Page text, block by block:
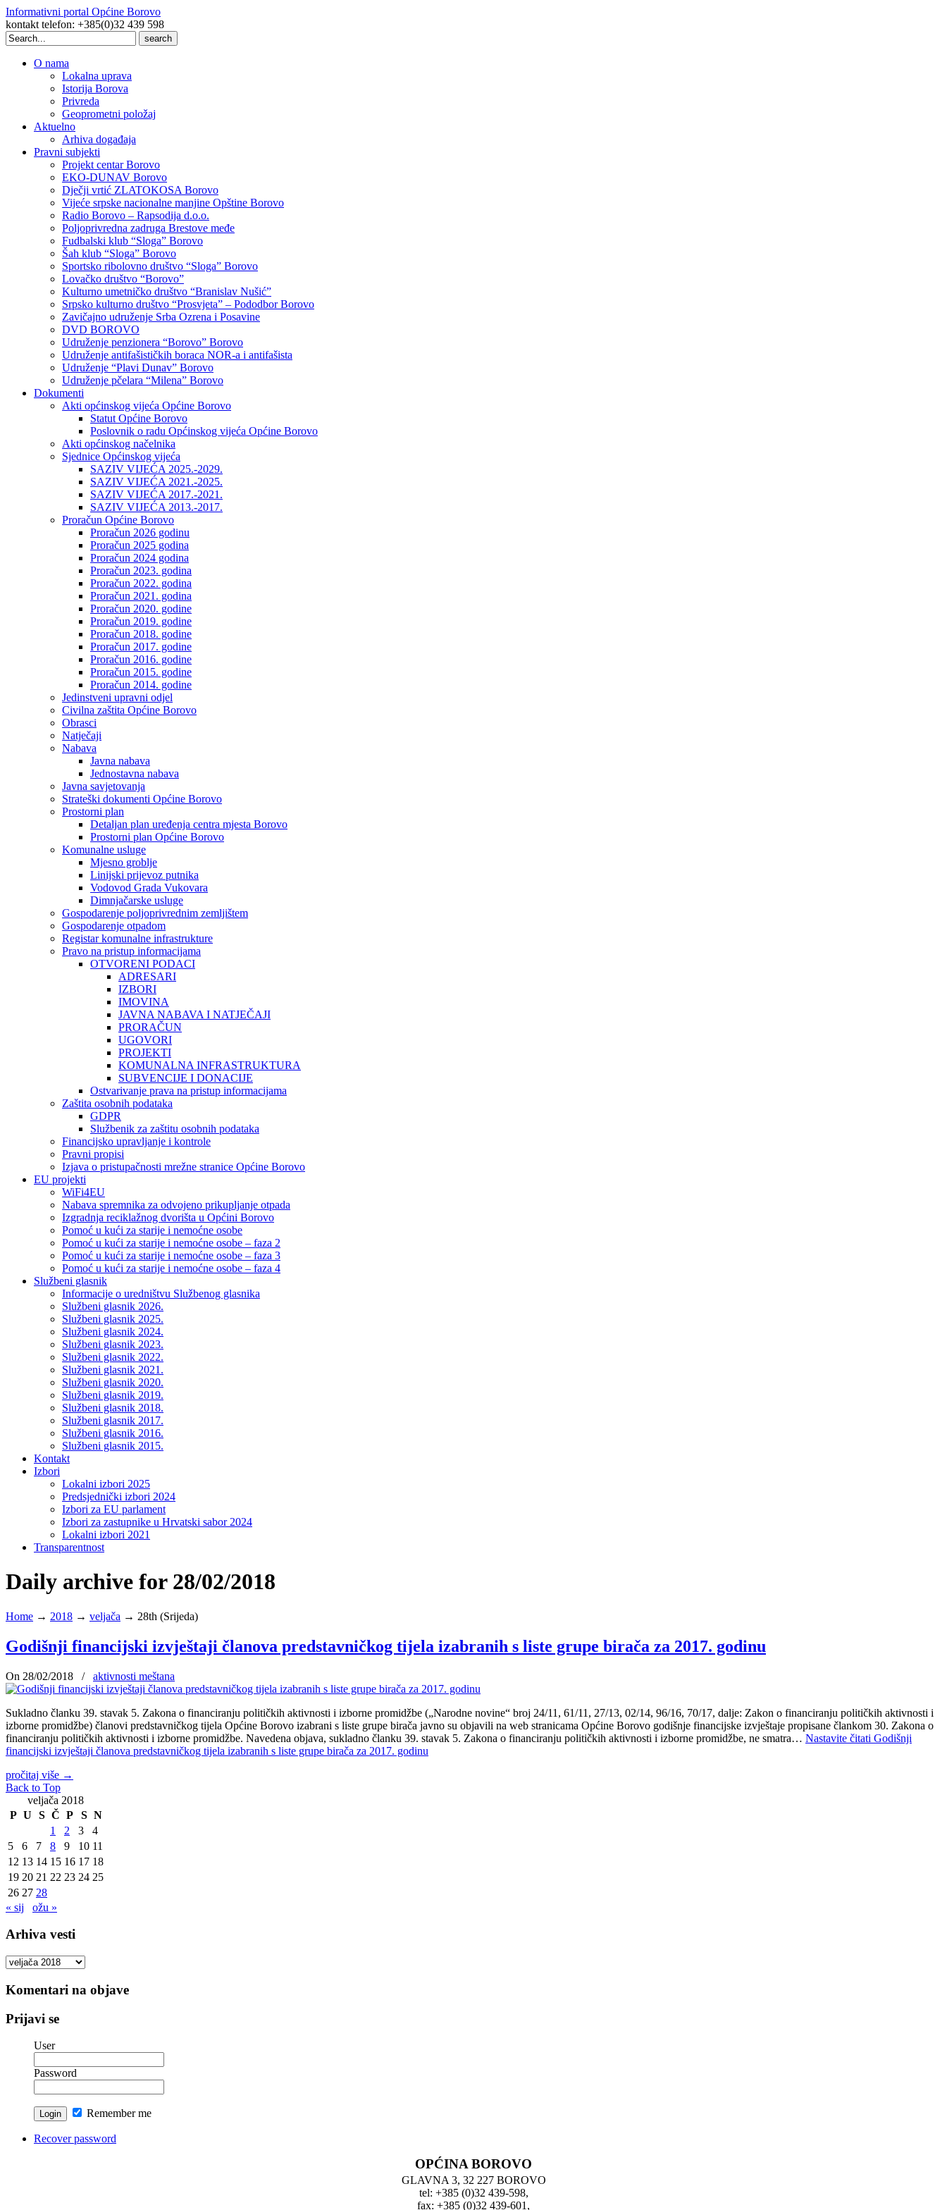
Informativni portal Općine Borovo
kontakt telefon: +385(0)32 439 598
Search
for:
O nama
Lokalna uprava
Istorija Borova
Privreda
Geoprometni položaj
Aktuelno
Arhiva događaja
Pravni subjekti
Projekt centar Borovo
EKO-DUNAV Borovo
Dječji vrtić ZLATOKOSA Borovo
Vijeće srpske nacionalne manjine Opštine Borovo
Radio Borovo – Rapsodija d.o.o.
Poljoprivredna zadruga Brestove međe
Fudbalski klub “Sloga” Borovo
Šah klub “Sloga” Borovo
Sportsko ribolovno društvo “Sloga” Borovo
Lovačko društvo “Borovo”
Kulturno umetničko društvo “Branislav Nušić”
Srpsko kulturno društvo “Prosvjeta” – Pododbor Borovo
Zavičajno udruženje Srba Ozrena i Posavine
DVD BOROVO
Udruženje penzionera “Borovo” Borovo
Udruženje antifašističkih boraca NOR-a i antifašista
Udruženje “Plavi Dunav” Borovo
Udruženje pčelara “Milena” Borovo
Dokumenti
Akti općinskog vijeća Općine Borovo
Statut Općine Borovo
Poslovnik o radu Općinskog vijeća Općine Borovo
Akti općinskog načelnika
Sjednice Općinskog vijeća
SAZIV VIJEĆA 2025.-2029.
SAZIV VIJEĆA 2021.-2025.
SAZIV VIJEĆA 2017.-2021.
SAZIV VIJEĆA 2013.-2017.
Proračun Općine Borovo
Proračun 2026 godinu
Proračun 2025 godina
Proračun 2024 godina
Proračun 2023. godina
Proračun 2022. godina
Proračun 2021. godina
Proračun 2020. godine
Proračun 2019. godine
Proračun 2018. godine
Proračun 2017. godine
Proračun 2016. godine
Proračun 2015. godine
Proračun 2014. godine
Jedinstveni upravni odjel
Civilna zaštita Općine Borovo
Obrasci
Natječaji
Nabava
Javna nabava
Jednostavna nabava
Javna savjetovanja
Strateški dokumenti Općine Borovo
Prostorni plan
Detaljan plan uređenja centra mjesta Borovo
Prostorni plan Općine Borovo
Komunalne usluge
Mjesno groblje
Linijski prijevoz putnika
Vodovod Grada Vukovara
Dimnjačarske usluge
Gospodarenje poljoprivrednim zemljištem
Gospodarenje otpadom
Registar komunalne infrastrukture
Pravo na pristup informacijama
OTVORENI PODACI
ADRESARI
IZBORI
IMOVINA
JAVNA NABAVA I NATJEČAJI
PRORAČUN
UGOVORI
PROJEKTI
KOMUNALNA INFRASTRUKTURA
SUBVENCIJE I DONACIJE
Ostvarivanje prava na pristup informacijama
Zaštita osobnih podataka
GDPR
Službenik za zaštitu osobnih podataka
Financijsko upravljanje i kontrole
Pravni propisi
Izjava o pristupačnosti mrežne stranice Općine Borovo
EU projekti
WiFi4EU
Nabava spremnika za odvojeno prikupljanje otpada
Izgradnja reciklažnog dvorišta u Općini Borovo
Pomoć u kući za starije i nemoćne osobe
Pomoć u kući za starije i nemoćne osobe – faza 2
Pomoć u kući za starije i nemoćne osobe – faza 3
Pomoć u kući za starije i nemoćne osobe – faza 4
Službeni glasnik
Informacije o uredništvu Službenog glasnika
Službeni glasnik 2026.
Službeni glasnik 2025.
Službeni glasnik 2024.
Službeni glasnik 2023.
Službeni glasnik 2022.
Službeni glasnik 2021.
Službeni glasnik 2020.
Službeni glasnik 2019.
Službeni glasnik 2018.
Službeni glasnik 2017.
Službeni glasnik 2016.
Službeni glasnik 2015.
Kontakt
Izbori
Lokalni izbori 2025
Predsjednički izbori 2024
Izbori za EU parlament
Izbori za zastupnike u Hrvatski sabor 2024
Lokalni izbori 2021
Transparentnost
Daily archive for 28/02/2018
Home → 2018 → veljača → 28th (Srijeda)
Godišnji financijski izvještaji članova predstavničkog tijela izabranih s liste grupe birača za 2017. godinu
On 28/02/2018 / aktivnosti meštana
Sukladno članku 39. stavak 5. Zakona o financiranju političkih aktivnosti i izborne promidžbe („Narodne novine“ broj 24/11, 61/11, 27/13, 02/14, 96/16, 70/17, dalje: Zakon o financiranju političkih aktivnosti i
izborne promidžbe) članovi predstavničkog tijela Općine Borovo izabrani s liste grupe birača javno su objavili na web stranicama Općine Borovo godišnje financijske izvještaje propisane člankom 30. Zakona o
financiranju političkih aktivnosti i izborne promidžbe. Navedena objava, sukladno članku 39. stavak 5. Zakona o financiranju političkih aktivnosti i izborne promidžbe, ne smatra… Nastavite čitati Godišnji
financijski izvještaji članova predstavničkog tijela izabranih s liste grupe birača za 2017. godinu
pročitaj više →
Back to Top
veljača 2018
P U S Č P S N
1
2 3
4
5
6 7 8 9 10 11
12 13 14 15 16 17 18
19 20 21 22 23 24 25
26 27 28
« sij
ožu »
Arhiva vesti
Arhiva
Komentari na objave
Prijavi se
User
Password
Remember me
Recover password
OPĆINA BOROVO
GLAVNA 3, 32 227 BOROVO
tel: +385 (0)32 439-598,
fax: +385 (0)32 439-601,